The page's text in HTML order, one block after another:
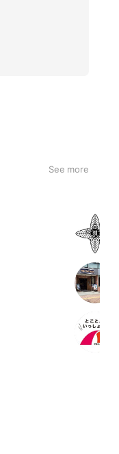
See more